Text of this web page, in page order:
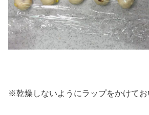
※乾燥しないようにラップをかけてお